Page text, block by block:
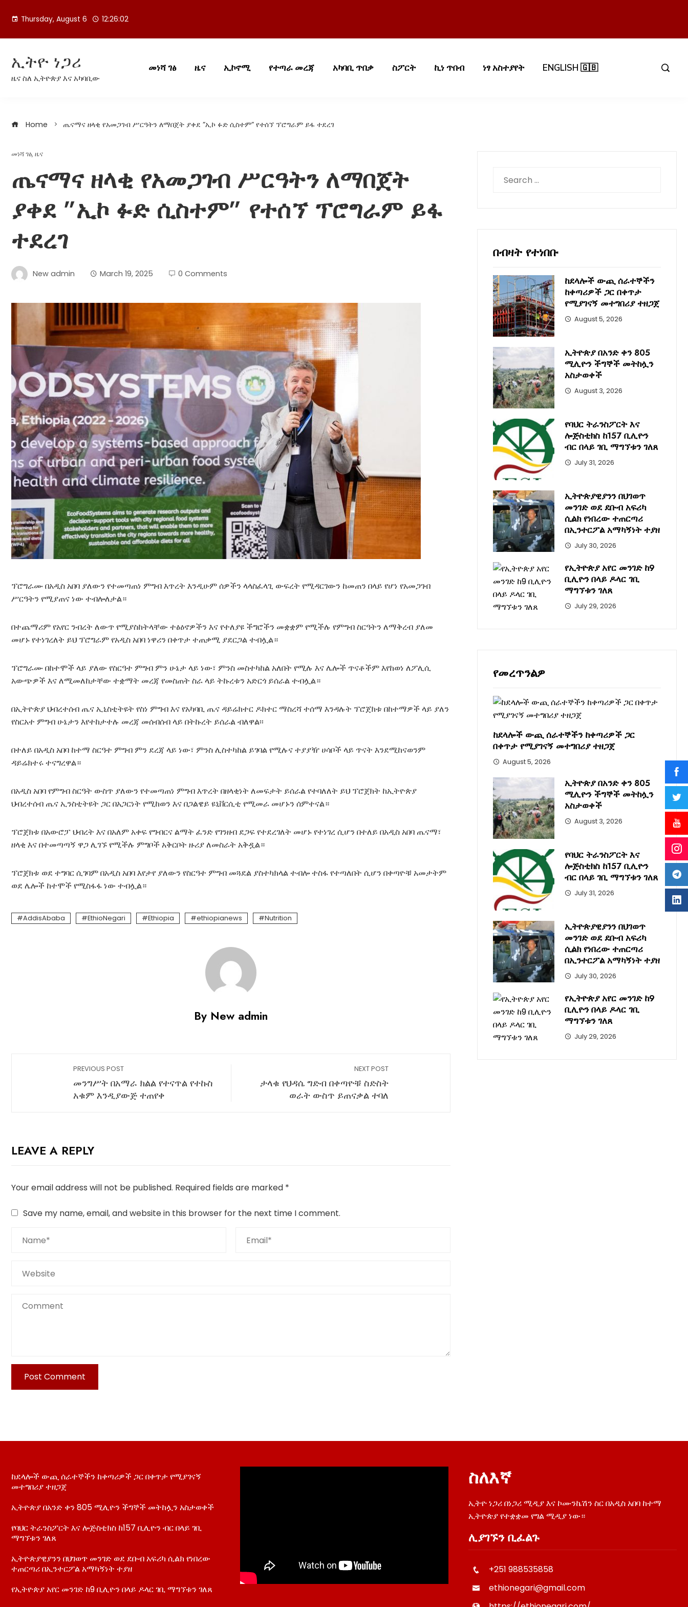
Thursday, August 6 12:26:02
ኢትዮ ነጋሪ
ዜና ስለ ኢትዮጵያ እና አካባቢው
መነሻ ገፅ ዜና ኢኮኖሚ የተጣራ መረጃ አካባቢ ጥበቃ ስፖርት ኪነ ጥበብ ነፃ አስተያየት ENGLISH 🇬🇧
Home ጤናማና ዘላቂ የአመጋገብ ሥርዓትን ለማበጀት ያቀደ ”ኢኮ ፉድ ሲስተም” የተሰኘ ፕሮግራም ይፋ ተደረገ
መነሻ ገፅ, ዜና
ጤናማና ዘላቂ የአመጋገብ ሥርዓትን ለማበጀት
ያቀደ ”ኢኮ ፉድ ሲስተም” የተሰኘ ፕሮግራም ይፋ
ተደረገ
New admin March 19, 2025 0 Comments
ፕሮግራሙ በአዲስ አበባ ያለውን የተመጣጠነ ምግብ እጥረት እንዲሁም ሰዎችን ላላስፈላጊ ውፍረት የሚዳርገውን ከመጠን በላይ የሆነ የአመጋገብ
ሥርዓትን የሚያጠና ነው ተብሎለታል።
በተጨማሪም የአየር ንብረት ለውጥ የሚያስከትላቸው ተፅዕኖዎችን እና የተለያዩ ችግሮችን መቋቋም የሚችሉ የምግብ ስርዓትን ለማቅረብ ያለመ
መሆኑ የተነገረለት ይህ ፕሮግራም የአዲስ አበባ ነዋሪን በቀጥታ ተጠቃሚ ያደርጋል ተብሏል።
ፕሮግራሙ በከተሞች ላይ ያለው የስርዓተ ምግብ ምን ሁኔታ ላይ ነው፣ ምንስ መስተካከል አለበት የሚሉ እና ሌሎች ጥናቶችም እየከወነ ለፖሊሲ
አውጭዎች እና ለሚመለከታቸው ተቋማት መረጃ የመስጠት ስራ ላይ ትኩረቱን አድርጎ ይሰራል ተብሏል።
በኢትዮጵያ ህብረተሰብ ጤና ኢኒስቲትዩት የስነ ምግብ እና የአካባቢ ጤና ዳይሬክተር ዶክተር ማስረሻ ተሰማ እንዳሉት ፕሮጀክቱ በከተማዎች ላይ ያለን
የስርአተ ምግብ ሁኔታን እየተከታተሉ መረጃ መሰብሰብ ላይ በትኩረት ይሰራል ብለዋል፡፡
በተለይ በአዲስ አበባ ከተማ ስርዓተ ምግብ ምን ደረጃ ላይ ነው፣ ምንስ ሊስተካከል ይገባል የሚሉና ተያያዥ ሀሳቦች ላይ ጥናት እንደሚከናወንም
ዳይሬክተሩ ተናግረዋል።
በአዲስ አበባ የምግብ ስርዓት ውስጥ ያለውን የተመጣጠነ ምግብ እጥረት በዘላቂነት ለመፍታት ይሰራል የተባለለት ይህ ፕሮጀክት ከኢትዮጵያ
ህብረተሰብ ጤና ኢንስቲትዩት ጋር በአጋርነት የሚከወን እና በጋልዌይ ዩኒቨርሲቲ የሚመራ መሆኑን ሰምተናል።
ፕሮጀክቱ በአውሮፓ ህብረት እና በአለም አቀፍ የግብርና ልማት ፈንድ የገንዘብ ደጋፍ የተደረገለት መሆኑ የተነገረ ሲሆን በተለይ በአዲስ አበባ ጤናማ፣
ዘላቂ እና በተመጣጣኝ ዋጋ ሊገኙ የሚችሉ ምግቦች አቅርቦት ዙሪያ ለመስራት አቅዷል።
ፕሮጀክቱ ወደ ተግባር ሲገባም በአዲስ አበባ እየታየ ያለውን የስርዓተ ምግብ መጓደል ያስተካክላል ተብሎ ተስፋ የተጣለበት ሲሆን በቀጣዮቹ አመታትም
ወደ ሌሎች ከተሞች የሚስፋፋ ነው ተብሏል።
AddisAbaba EthioNegari Ethiopia ethiopianews Nutrition
By New admin
PREVIOUS POST
መንግሥት በአማራ ክልል የተናጥል የተኩስ
አቁም እንዲያውጅ ተጠየቀ
NEXT POST
ታላቁ የህዳሴ ግድብ በቀጣዮቹ ስድስት
ወራት ውስጥ ይጠናቃል ተባለ
LEAVE A REPLY
Your email address will not be published. Required fields are marked *
Save my name, email, and website in this browser for the next time I comment.
for:
በብዛት የተነበቡ
ከደላሎች ውጪ ሰራተኞችን
ከቀጣሪዎች ጋር በቀጥታ
የሚያገናኝ መተግበሪያ ተዘጋጀ
August 5, 2026
ኢትዮጵያ በአንድ ቀን 805
ሚሊዮን ችግኞች መትከሏን
አስታወቀች
August 3, 2026
የባህር ትራንስፖርት እና
ሎጅስቲክስ ከ157 ቢሊዮን
ብር በላይ ገቢ ማግኘቱን ገለጸ
July 31, 2026
ኢትዮጵያዊያንን በህገወጥ
መንገድ ወደ ደቡብ አፍሪካ
ሲልክ የነበረው ተጠርጣሪ
በኢንተርፖል አማካኝነት ተያዘ
July 30, 2026
የኢትዮጵያ አየር መንገድ ከ9
ቢሊዮን በላይ ዶላር ገቢ
ማግኘቱን ገለጸ
July 29, 2026
የመረጥንልዎ
ከደላሎች ውጪ ሰራተኞችን ከቀጣሪዎች ጋር
በቀጥታ የሚያገናኝ መተግበሪያ ተዘጋጀ
August 5, 2026
ኢትዮጵያ በአንድ ቀን 805
ሚሊዮን ችግኞች መትከሏን
አስታወቀች
August 3, 2026
የባህር ትራንስፖርት እና
ሎጅስቲክስ ከ157 ቢሊዮን
ብር በላይ ገቢ ማግኘቱን ገለጸ
July 31, 2026
ኢትዮጵያዊያንን በህገወጥ
መንገድ ወደ ደቡብ አፍሪካ
ሲልክ የነበረው ተጠርጣሪ
በኢንተርፖል አማካኝነት ተያዘ
July 30, 2026
የኢትዮጵያ አየር መንገድ ከ9
ቢሊዮን በላይ ዶላር ገቢ
ማግኘቱን ገለጸ
July 29, 2026
ከደላሎች ውጪ ሰራተኞችን ከቀጣሪዎች ጋር በቀጥታ የሚያገናኝ
መተግበሪያ ተዘጋጀ
ኢትዮጵያ በአንድ ቀን 805 ሚሊዮን ችግኞች መትከሏን አስታወቀች
የባህር ትራንስፖርት እና ሎጅስቲክስ ከ157 ቢሊዮን ብር በላይ ገቢ
ማግኘቱን ገለጸ
ኢትዮጵያዊያንን በህገወጥ መንገድ ወደ ደቡብ አፍሪካ ሲልክ የነበረው
ተጠርጣሪ በኢንተርፖል አማካኝነት ተያዘ
የኢትዮጵያ አየር መንገድ ከ9 ቢሊዮን በላይ ዶላር ገቢ ማግኘቱን ገለጸ
ስለእኛ
ኢትዮ ነጋሪ በነጋሪ ሚዲያ እና ኮሙንኬሽን ስር በአዲስ አበባ ከተማ
ኢትዮጵያ የተቋቋመ የግል ሚዲያ ነው።
ሊያገኙን ቢፈልጉ
+251 988535858
ethionegari@gmail.com